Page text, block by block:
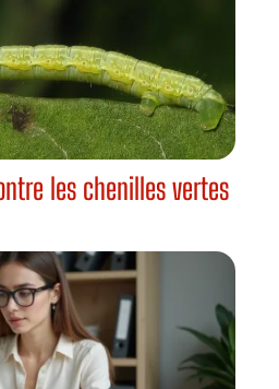
les chenilles vertes